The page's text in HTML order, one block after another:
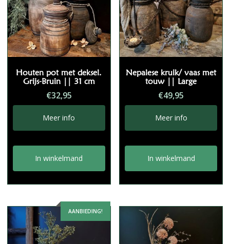
Houten pot met deksel.
Grijs-Bruin || 31 cm
€32,95
Meer info
In winkelmand
Nepalese kruik/ vaas met
touw || Large
€49,95
Meer info
In winkelmand
AANBIEDING!